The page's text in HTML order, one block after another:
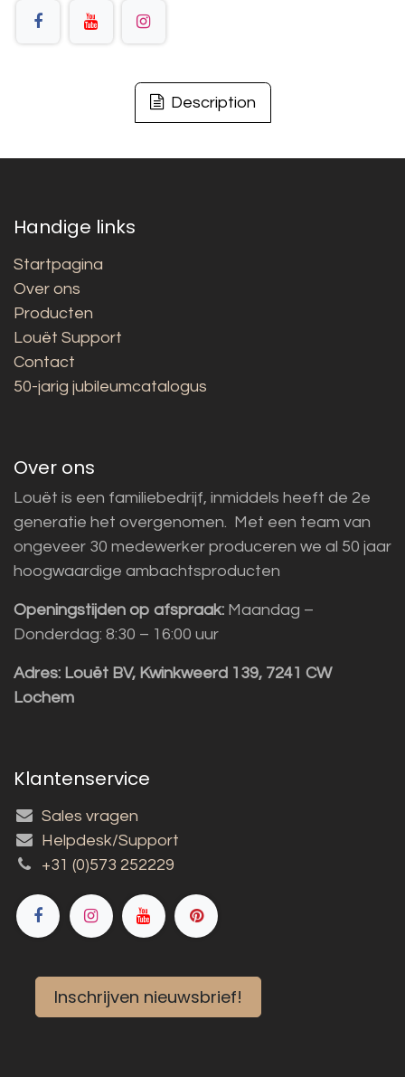
Description
Handige links
Startpagina
Over ons
Producten
Louët Support
Contact
50-jarig jubileumcatalogus
Over ons
Louët is een familiebedrijf, inmiddels heeft de 2e
generatie het overgenomen. Met een team van
ongeveer 30 medewerker produceren we al 50 jaar
hoogwaardige ambachtsproducten
Openingstijden op afspraak: Maandag –
Donderdag: 8:30 – 16:00 uur
Adres: Louët BV, Kwinkweerd 139, 7241 CW
Lochem
Klantenservice
Sales vragen
Helpdesk/Support
+31 (0)573 252229
Inschrijven nieuwsbrief!